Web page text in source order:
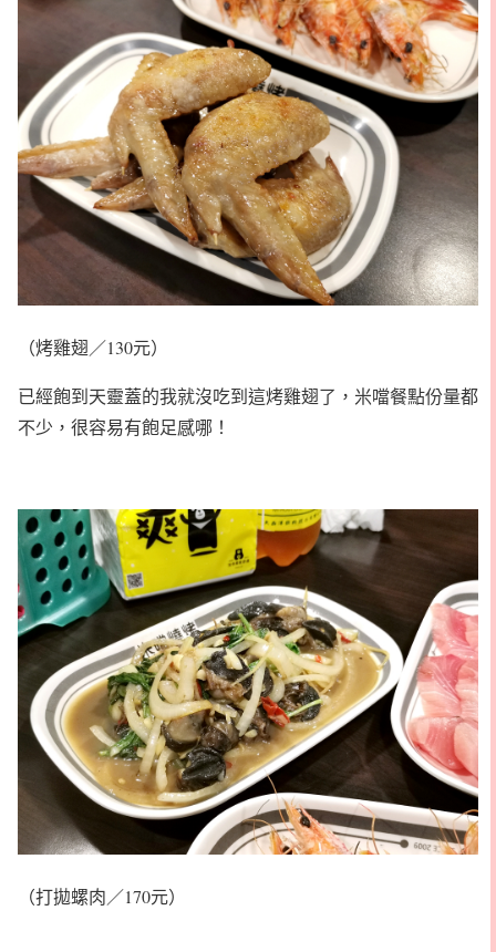
（烤雞翅／130元）
已經飽到天靈蓋的我就沒吃到這烤雞翅了，米噹餐點份量都
不少，很容易有飽足感哪！
（打拋螺肉／170元）